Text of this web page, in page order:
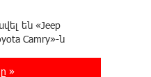
են «Jeep
Camry»-ն
»